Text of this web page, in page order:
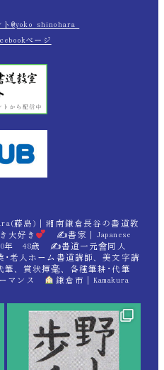
@yoko_shinohara_
ページ
藤島)｜湘南鎌倉長谷の書道教
大好き
✍書家｜Japanese
年 48歳 ✍書道一元會同人
老人ホーム書道講師、美文字講
、賞状揮毫、各種筆耕･代筆
マンス
鎌倉市｜Kamakura